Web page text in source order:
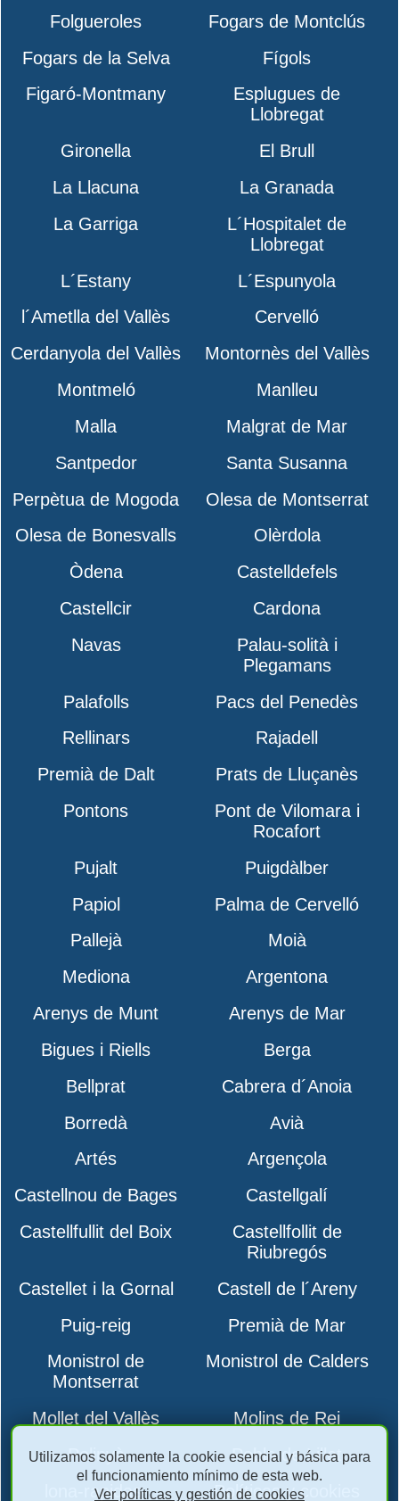
Folgueroles
Fogars de Montclús
Fogars de la Selva
Fígols
Figaró-Montmany
Esplugues de
Llobregat
Gironella
El Brull
La Llacuna
La Granada
La Garriga
L´Hospitalet de
Llobregat
L´Estany
L´Espunyola
l´Ametlla del Vallès
Cervelló
Cerdanyola del Vallès
Montornès del Vallès
Montmeló
Manlleu
Malla
Malgrat de Mar
Santpedor
Santa Susanna
Perpètua de Mogoda
Olesa de Montserrat
Olesa de Bonesvalls
Olèrdola
Òdena
Castelldefels
Castellcir
Cardona
Navas
Palau-solità i
Plegamans
Palafolls
Pacs del Penedès
Rellinars
Rajadell
Premià de Dalt
Prats de Lluçanès
Pontons
Pont de Vilomara i
Rocafort
Pujalt
Puigdàlber
Papiol
Palma de Cervelló
Pallejà
Moià
Mediona
Argentona
Arenys de Munt
Arenys de Mar
Bigues i Riells
Berga
Bellprat
Cabrera d´Anoia
Borredà
Avià
Artés
Argençola
Castellnou de Bages
Castellgalí
Castellfullit del Boix
Castellfollit de
Riubregós
Castellet i la Gornal
Castell de l´Areny
Puig-reig
Premià de Mar
Monistrol de
Montserrat
Monistrol de Calders
Mollet del Vallès
Molins de Rei
Polinyà
Pobla de Lillet
lona-rapidas-
Políticas y cookies
Utilizamos solamente la cookie esencial y básica para
el funcionamiento mínimo de esta web.
Ver políticas y gestión de cookies